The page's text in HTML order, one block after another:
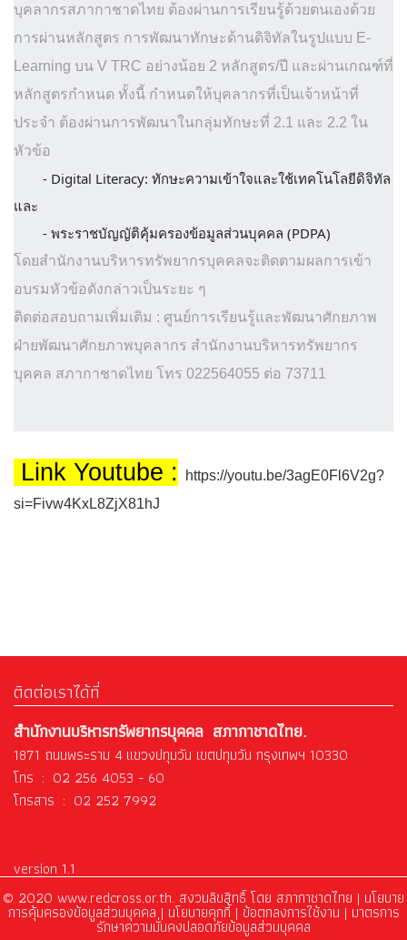
บุคลากรสภากาชาดไทย ต้องผ่านการเรียนรู้ด้วยตนเองด้วย
การผ่านหลักสูตร การพัฒนาทักษะด้านดิจิทัลในรูปแบบ E-
Learning บน V TRC อย่างน้อย 2 หลักสูตร/ปี และผ่านเกณฑ์ที่
หลักสูตรกำหนด ทั้งนี้ กำหนดให้บุคลากรที่เป็นเจ้าหน้าที่
ประจำ ต้องผ่านการพัฒนาในกลุ่มทักษะที่ 2.1 และ 2.2 ใน
หัวข้อ
- Digital Literacy: ทักษะความเข้าใจและใช้เทคโนโลยีดิจิทัล
และ
- พระราชบัญญัติคุ้มครองข้อมูลส่วนบุคคล (PDPA)
โดยสำนักงานบริหารทรัพยากรบุคคลจะติดตามผลการเข้า
อบรมหัวข้อดังกล่าวเป็นระยะ ๆ
ติดต่อสอบถามเพิ่มเติม : ศูนย์การเรียนรู้และพัฒนาศักยภาพ
ฝ่ายพัฒนาศักยภาพบุคลากร สำนักงานบริหารทรัพยากร
บุคคล สภากาชาดไทย โทร 022564055 ต่อ 73711
Link Youtube :
https://youtu.be/3agE0Fl6V2g?
si=Fivw4KxL8ZjX81hJ
ติดต่อเราได้ที่
สำนักงานบริหารทรัพยากรบุคคล สภากาชาดไทย.
1871 ถนนพระราม 4 แขวงปทุมวัน เขตปทุมวัน กรุงเทพฯ 10330
โทร : 02 256 4053 - 60
โทรสาร : 02 252 7992
version 1.1
© 2020 www.redcross.or.th. สงวนลิขสิทธิ์ โดย สภากาชาดไทย | นโยบาย
การคุ้มครองข้อมูลส่วนบุคคล| นโยบายคุกกี้ | ข้อตกลงการใช้งาน | มาตรการ
รักษาความมั่นคงปลอดภัยข้อมูลส่วนบุคคล